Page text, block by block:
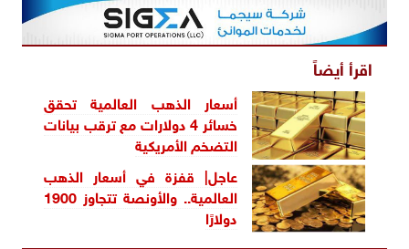
اقرأ أيضاً
أسعار الذهب العالمية تحقق
خسائر 4 دولارات مع ترقب بيانات
التضخم الأمريكية
عاجل| قفزة في أسعار الذهب
العالمية.. والأونصة تتجاوز 1900
دولارًا